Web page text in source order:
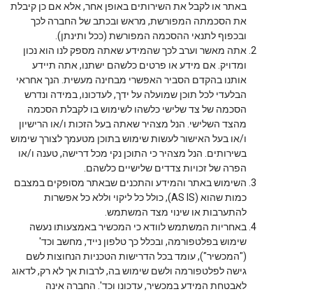
באתר או לקבל את השירותים באופן אחר, אלא אם כן קיבלת
את הסכמתה המפורשת, מראש ובכתב של החברה לכך
ובכפוף לתנאי ההסכמה המפורשת (ככל ותינתן).
אתה מאשר וערב לכך שהמידע שאתה מספק לנו הוא נכון
ומדויק. אם מידע או פרטים כלשהם ישתנו, אתה תיידע
אותנו בהקדם הסביר האפשרי מבחינה מעשית. הנך אחראי
הבלעדי לכל תוכן שמועלה על ידך, לעדכונו, במידה ונדרש
הסכמה של צד שלישי כלשהו לשימוש בו לקבלת הסכמה
מהצד השלישי. הנל מצהיר שאתה בעל הזכות ו/או הרישיון
ו/או בעל האישור לעשות שימוש בתוכן מטעמך לצורך שימוש
בשירותים. הנל מצהיר כי התוכן נקי מכל דרישה, טענה ו/או
הפרה של זכויות צדדים שלישיים כלשהם.
השימוש באתר והמידע והתכנים שבאתר מסופקים במצבם
כמות שהוא (AS IS), כולל כל ליקוי וללא כל אפשרות
להתערבות או שינוי מצד המשתמש.
באחריות המשתמש לוודא כי המכשיר באמצעותו נעשה
שימוש בפלטפורמה, ובכלל כך טלפון נייד, מחשב וכד'
("המכשיר"), עומד בכל הדרישות הטכניות הנחוצות לשם
גישה לפלטפורמה ולשם שימוש בה, לרבות אך לא רק, לדאוג
לאבטחת המידע במכשיר, עדכונו וכד'. החברה אינה